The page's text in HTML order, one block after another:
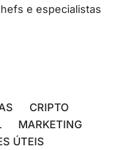
e especialistas
CRIPTO
MARKETING
ÚTEIS